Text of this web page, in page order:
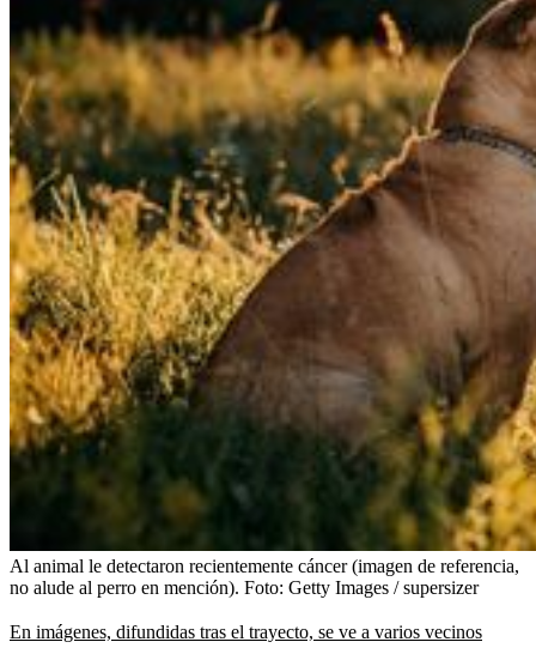
Al animal le detectaron recientemente cáncer (imagen de referencia,
no alude al perro en mención). Foto: Getty Images / supersizer
En imágenes, difundidas tras el trayecto, se ve a varios vecinos